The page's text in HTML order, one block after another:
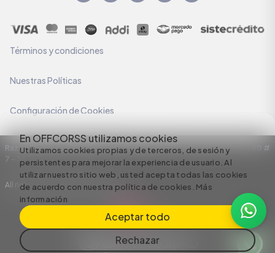
En OFFCORSS utilizamos cookies
Utilizamos cookies propias y de terceros, de sesión y
persistentes para mejorar la experiencia de usuario. Al
utilizar nuestro sitio web, usted acepta todas las cookies
de acuerdo con nuestra política de cookies. Más
información
Aceptar todo
Rechazar
Términos y condiciones
Nuestras Políticas
Configuración de Cookies
Razón Social: C.I HERMECO S.A. NIT: 890924167-6 Dirección: Carrera 50 #
7 – 35
All rights reserved empowered by